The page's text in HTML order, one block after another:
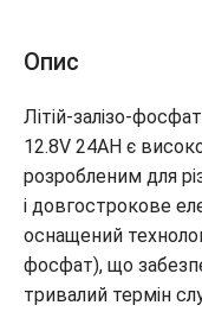
Опис
Літій-залізо-
12.8V 24AH є
розробленим для
і довгострокове
оснащений
фосфат), що
тривалий термін